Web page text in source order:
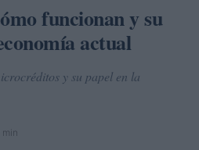
⌕
funcionan y su
actual
y su papel en la
min